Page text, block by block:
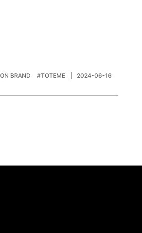
BRAND #TOTEME 2024-06-16